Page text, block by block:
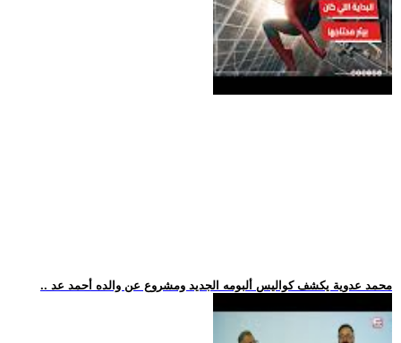
.. محمد عدوية يكشف كواليس ألبومه الجديد ومشروع عن والده أحمد عد